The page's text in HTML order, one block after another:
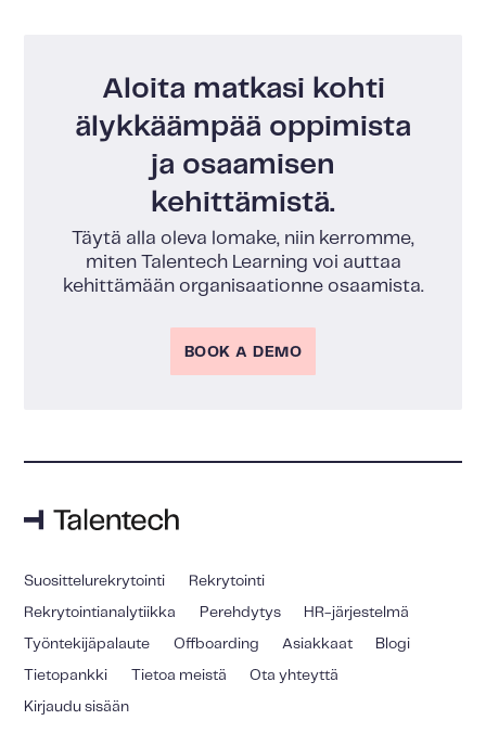
Aloita matkasi kohti
älykkäämpää oppimista
ja osaamisen
kehittämistä.
Täytä alla oleva lomake, niin kerromme,
miten Talentech Learning voi auttaa
kehittämään organisaationne osaamista.
BOOK A DEMO
Suosittelurekrytointi Rekrytointi
Rekrytointianalytiikka Perehdytys HR-järjestelmä
Työntekijäpalaute Offboarding Asiakkaat Blogi
Tietopankki Tietoa meistä Ota yhteyttä
Kirjaudu sisään